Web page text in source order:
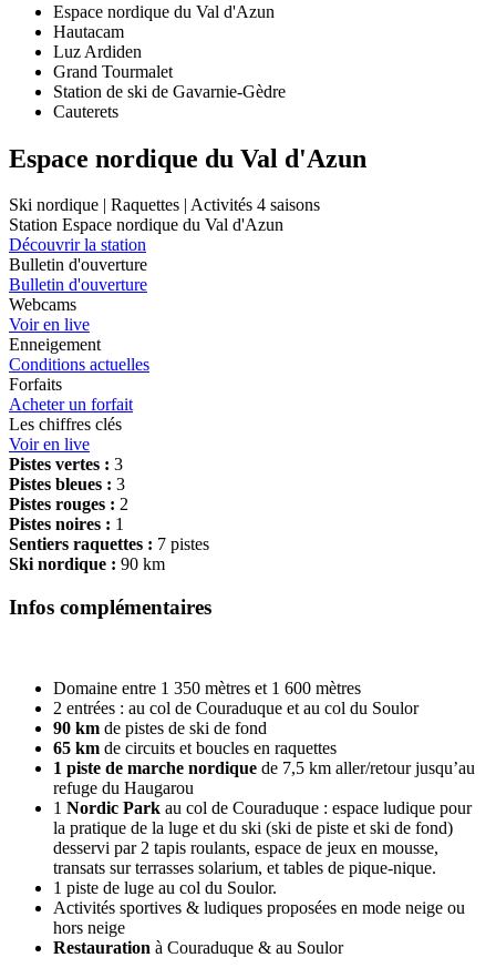
Espace nordique du Val d'Azun
Hautacam
Luz Ardiden
Grand Tourmalet
Station de ski de Gavarnie-Gèdre
Cauterets
Espace nordique du Val d'Azun
Ski nordique | Raquettes | Activités 4 saisons
Station Espace nordique du Val d'Azun
Découvrir la station
Bulletin d'ouverture
Bulletin d'ouverture
Webcams
Voir en live
Enneigement
Conditions actuelles
Forfaits
Acheter un forfait
Les chiffres clés
Voir en live
Pistes vertes : 3
Pistes bleues : 3
Pistes rouges : 2
Pistes noires : 1
Sentiers raquettes : 7 pistes
Ski nordique : 90 km
Infos complémentaires
Domaine entre 1 350 mètres et 1 600 mètres
2 entrées : au col de Couraduque et au col du Soulor
90 km de pistes de ski de fond
65 km de circuits et boucles en raquettes
1 piste de marche nordique de 7,5 km aller/retour jusqu’au
refuge du Haugarou
1 Nordic Park au col de Couraduque : espace ludique pour
la pratique de la luge et du ski (ski de piste et ski de fond)
desservi par 2 tapis roulants, espace de jeux en mousse,
transats sur terrasses solarium, et tables de pique-nique.
1 piste de luge au col du Soulor.
Activités sportives & ludiques proposées en mode neige ou
hors neige
Restauration à Couraduque & au Soulor